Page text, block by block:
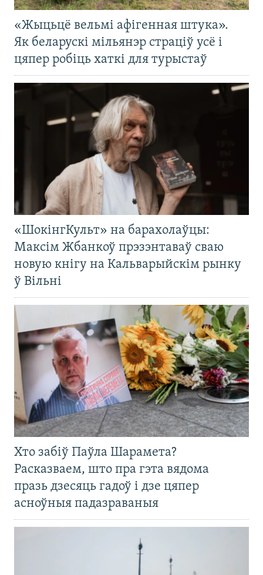
«Жыцьцё вельмі афігенная штука».
Як беларускі мільянэр страціў усё і
цяпер робіць хаткі для турыстаў
«ШокінгКульт» на барахолаўцы:
Максім Жбанкоў прэзэнтаваў сваю
новую кнігу на Кальварыйскім рынку
ў Вільні
Хто забіў Паўла Шарамета?
Расказваем, што пра гэта вядома
празь дзесяць гадоў і дзе цяпер
асноўныя падазраваныя